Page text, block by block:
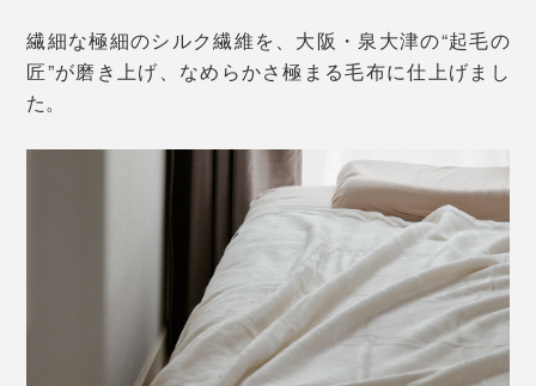
繊細な極細のシルク繊維を、大阪・泉大津の“起毛の
匠”が磨き上げ、なめらかさ極まる毛布に仕上げまし
た。